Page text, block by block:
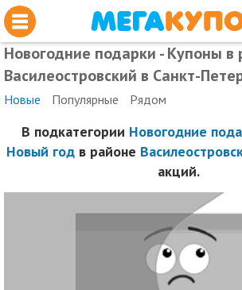
Новогодние подарки - Купоны в
Василеостровский в Санкт-
Новые Популярные Рядом
В подкатегории Новогодние
Новый год в районе
акций.